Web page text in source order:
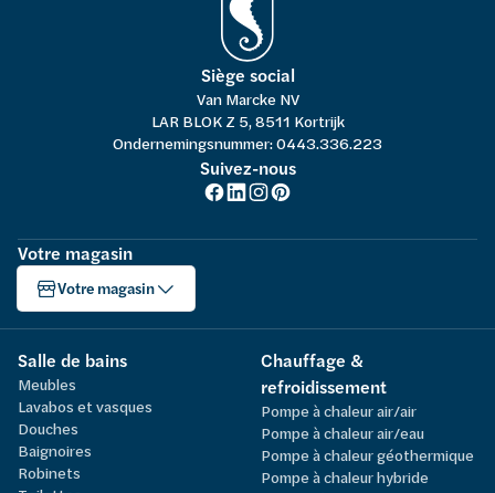
Siège social
Van Marcke NV
LAR BLOK Z 5, 8511 Kortrijk
Ondernemingsnummer: 0443.336.223
Suivez-nous
Votre magasin
Votre magasin
Salle de bains
Meubles
Lavabos et vasques
Douches
Baignoires
Robinets
Chauffage &
refroidissement
Pompe à chaleur air/air
Pompe à chaleur air/eau
Pompe à chaleur géothermique
Pompe à chaleur hybride